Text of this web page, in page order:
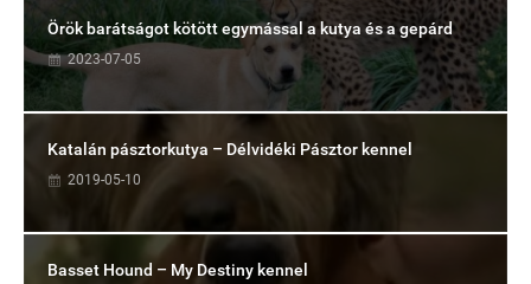
Örök barátságot kötött egymással a kutya és a gepárd
2023-07-05
Katalán pásztorkutya – Délvidéki Pásztor kennel
2019-05-10
Basset Hound – My Destiny kennel